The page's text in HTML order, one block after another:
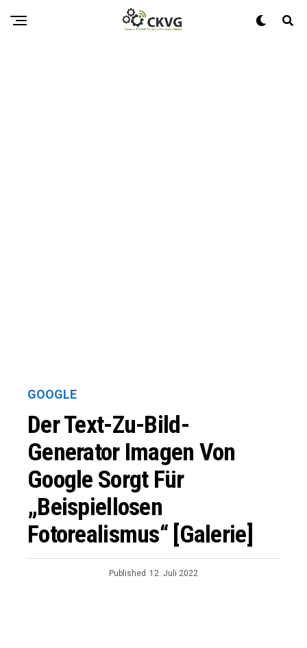
GOOGLE
Der Text-Zu-Bild-
Generator Imagen Von
Google Sorgt Für
„beispiellosen
Fotorealismus“ [Galerie]
Published 12. Juli 2022